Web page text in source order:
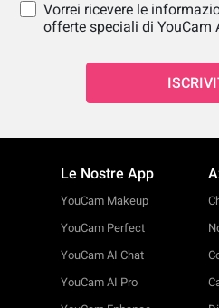
Vorrei ricevere le
offerte speciali di YouCam
Le Nostre App
YouCam Makeup
YouCam Perfect
YouCam AI Chat
YouCam AI Pro